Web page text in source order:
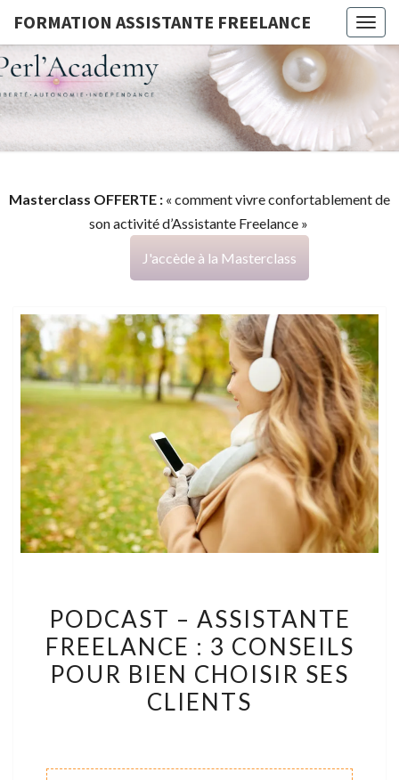
FORMATION ASSISTANTE FREELANCE
G
Masterclass OFFERTE : « comment vivre confortablement de
son activité d’Assistante Freelance »
J'accède à la Masterclass
–
ASSISTANTE
FREELANCE
POUR
PODCAST – ASSISTANTE
FREELANCE : 3 CONSEILS
POUR BIEN CHOISIR SES
CLIENTS